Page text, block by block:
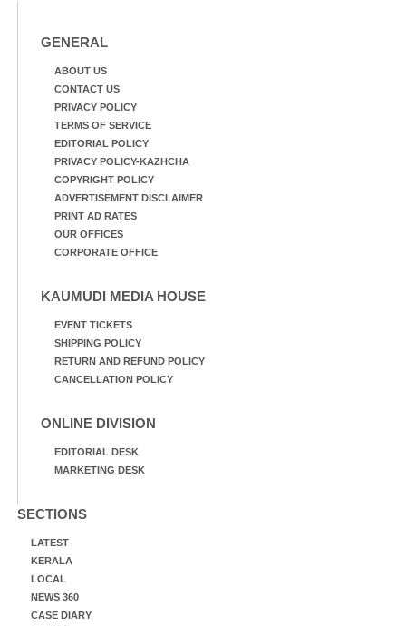
GENERAL
ABOUT US
CONTACT US
PRIVACY POLICY
TERMS OF SERVICE
EDITORIAL POLICY
PRIVACY POLICY-KAZHCHA
COPYRIGHT POLICY
ADVERTISEMENT DISCLAIMER
PRINT AD RATES
OUR OFFICES
CORPORATE OFFICE
KAUMUDI MEDIA HOUSE
EVENT TICKETS
SHIPPING POLICY
RETURN AND REFUND POLICY
CANCELLATION POLICY
ONLINE DIVISION
EDITORIAL DESK
MARKETING DESK
SECTIONS
LATEST
KERALA
LOCAL
NEWS 360
CASE DIARY